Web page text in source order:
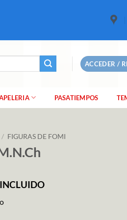
ACCEDER /
PASATIEMPOS
/ FIGURAS DE FOMI